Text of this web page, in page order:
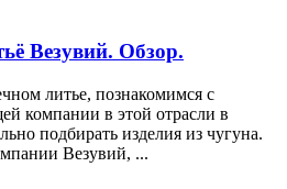
Везувий. Обзор.
литье, познакомимся с
компании в этой отрасли в
подбирать изделия из чугуна.
Везувий, ...